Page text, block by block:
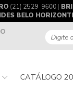
(21) 2529-9600 |
BELO
CATÁLOGO